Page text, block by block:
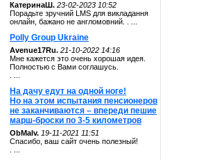
КатеринаШ. 23-02-2023 10:52
Порадьте зручний LMS для викладання
онлайн, бажано не англомовний. . ...
Polly Group Ukraine
Avenue17Ru. 21-10-2022 14:16
Мне кажется это очень хорошая идея.
Полностью с Вами соглашусь.
На дачу едут на одной ноге!
Но на этом испытания пенсионеров
не заканчиваются – впереди пешие
марш-броски по 3-5 километров
ОbMalv. 19-11-2021 11:51
Спасибо, ваш сайт очень полезный!